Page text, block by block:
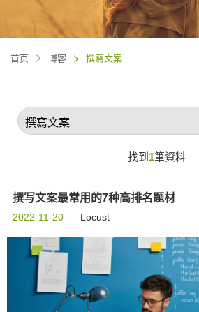
首页 博客 撰寫文案
找到 1筆資料
撰写文案最常用的7种高排名题材
2022-11-20 Locust